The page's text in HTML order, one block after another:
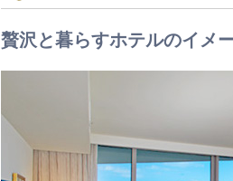
贅沢と暮らすホテルのイメ